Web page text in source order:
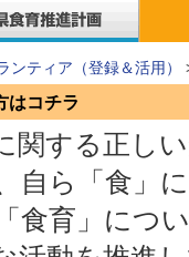
ンティア（登録＆活用）
はコチラ
する正し
自ら「食」
食育」につ